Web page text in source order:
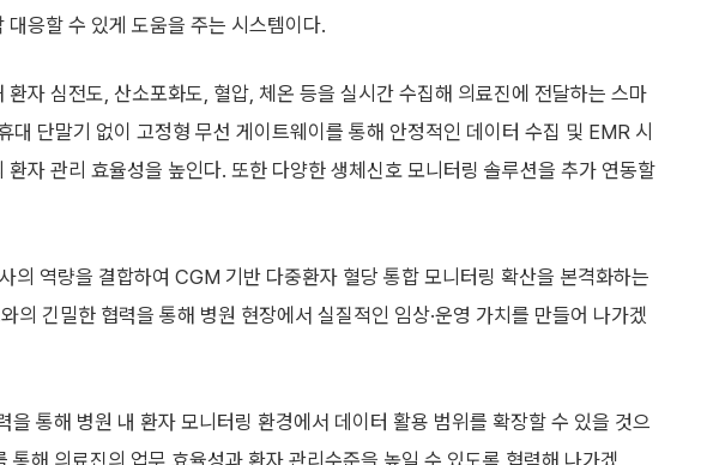
응할 수 있게 도움을 주는 시스템이다.
자 심전도, 산소포화도, 혈압, 체온 등을 실시간 수집해 의료진에 전달하는 스마
대 단말기 없이 고정형 무선 게이트웨이를 통해 안정적인 데이터 수집 및 EMR 시
자 관리 효율성을 높인다. 또한 다양한 생체신호 모니터링 솔루션을 추가 연동할
의 역량을 결합하여 CGM 기반 다중환자 혈당 통합 모니터링 확산을 본격화하는
의 긴밀한 협력을 통해 병원 현장에서 실질적인 임상·운영 가치를 만들어 나가겠
을 통해 병원 내 환자 모니터링 환경에서 데이터 활용 범위를 확장할 수 있을 것으
통해 의료진의 업무 효율성과 환자 관리수준을 높일 수 있도록 협력해 나가겠